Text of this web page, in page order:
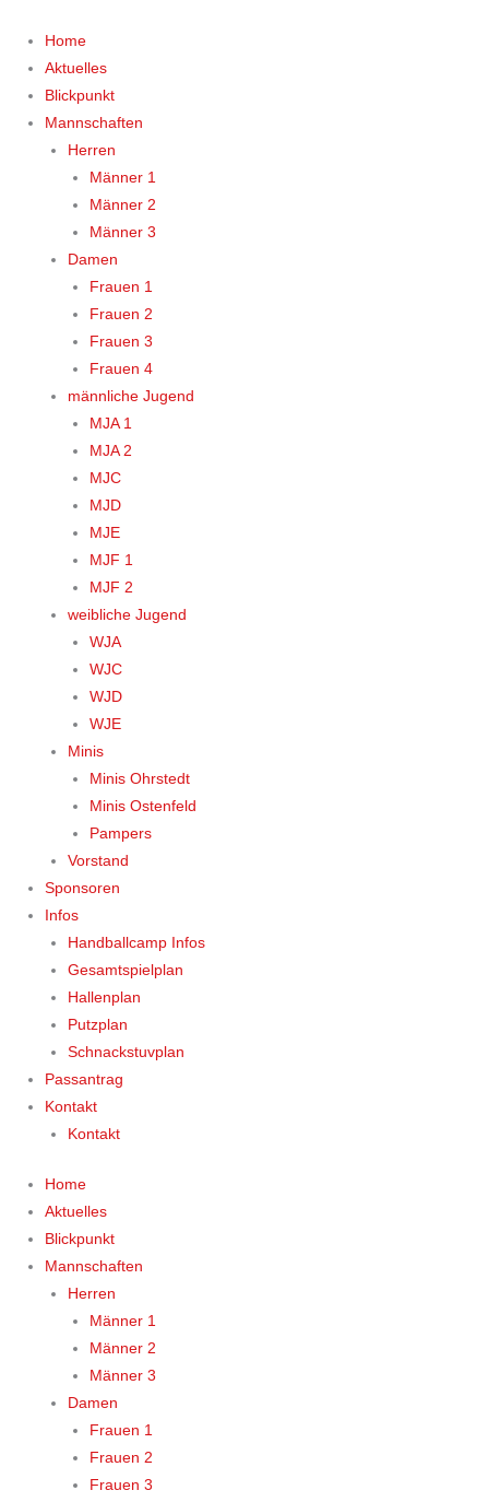
Inhalt
springen
Home
Aktuelles
Blickpunkt
Mannschaften
Herren
Männer 1
Männer 2
Männer 3
Damen
Frauen 1
Frauen 2
Frauen 3
Frauen 4
männliche Jugend
MJA 1
MJA 2
MJC
MJD
MJE
MJF 1
MJF 2
weibliche Jugend
WJA
WJC
WJD
WJE
Minis
Minis Ohrstedt
Minis Ostenfeld
Pampers
Vorstand
Sponsoren
Infos
Handballcamp Infos
Gesamtspielplan
Hallenplan
Putzplan
Schnackstuvplan
Passantrag
Kontakt
Kontakt
Home
Aktuelles
Blickpunkt
Mannschaften
Herren
Männer 1
Männer 2
Männer 3
Damen
Frauen 1
Frauen 2
Frauen 3